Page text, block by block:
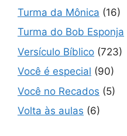
Turma da Mônica (16)
Turma do Bob Esponja
Versículo Bíblico (723)
Você é especial (90)
Você no Recados (5)
Volta às aulas (6)